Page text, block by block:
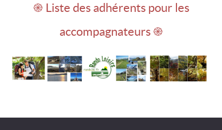
֎ Liste des adhérents pour les
accompagnateurs ֎